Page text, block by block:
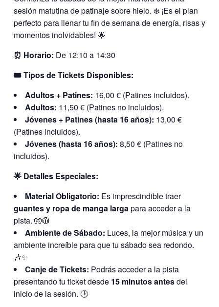
sesión matutina de patinaje sobre hielo. ❄️ ¡Es el plan
perfecto para llenar tu fin de semana de energía, risas y
momentos inolvidables! 🌟
⏰ Horario: De 12:10 a 14:30
🎟️ Tipos de Tickets Disponibles:
Adultos + Patines: 16,00 € (Patines incluidos).
Adultos: 11,50 € (Patines no incluidos).
Jóvenes + Patines (hasta 16 años): 13,00 €
(Patines incluidos).
Jóvenes (hasta 16 años): 8,50 € (Patines no
incluidos).
🌟 Detalles Especiales:
Material Obligatorio: Es imprescindible traer
guantes y ropa de manga largapara acceder a la
pista. 🧤🧥
Ambiente de Sábado: Luces, la mejor música y un
ambiente increíble para que tu sábado sea redondo.
🎶✨
Canje de Tickets: Podrás acceder a la pista
presentando tu ticket desde 15 minutos antesdel
inicio de la sesión. 🕒